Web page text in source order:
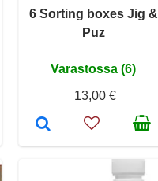
6 Sorting boxes Jig &
Puz
Varastossa (6)
13,00 €